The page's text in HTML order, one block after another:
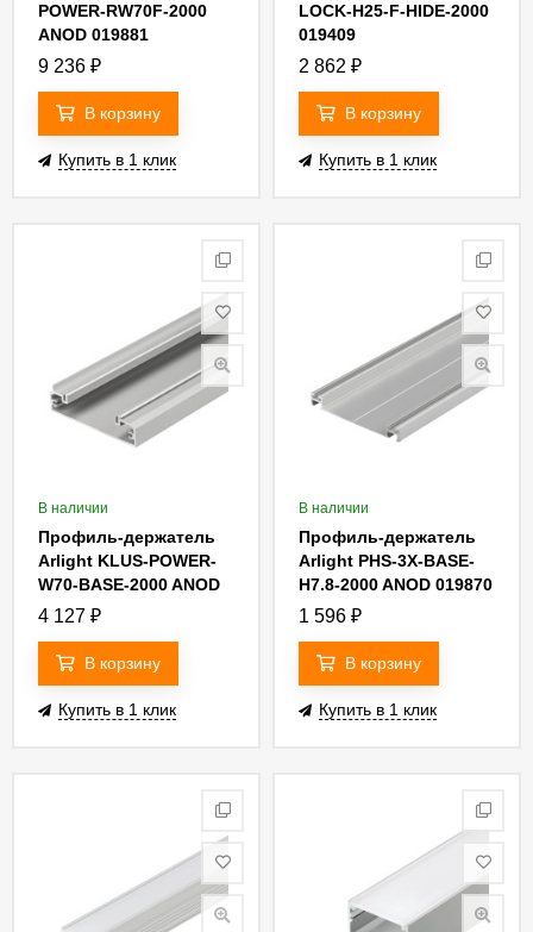
POWER-RW70F-2000
ANOD 019881
9 236 ₽
В корзину
Купить в 1 клик
LOCK-H25-F-HIDE-2000
019409
2 862 ₽
В корзину
Купить в 1 клик
В наличии
Профиль-держатель
Arlight KLUS-POWER-
W70-BASE-2000 ANOD
019883
4 127 ₽
В корзину
Купить в 1 клик
В наличии
Профиль-держатель
Arlight PHS-3X-BASE-
H7.8-2000 ANOD 019870
1 596 ₽
В корзину
Купить в 1 клик